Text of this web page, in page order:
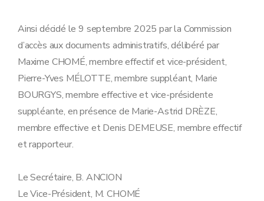
Ainsi décidé le 9 septembre 2025 par la Commission
d’accès aux documents administratifs, délibéré par
Maxime CHOMÉ, membre effectif et vice-président,
Pierre-Yves MÉLOTTE, membre suppléant, Marie
BOURGYS, membre effective et vice-présidente
suppléante, en présence de Marie-Astrid DRÈZE,
membre effective et Denis DEMEUSE, membre effectif
et rapporteur.
Le Secrétaire, B. ANCION
Le Vice-Président, M. CHOMÉ